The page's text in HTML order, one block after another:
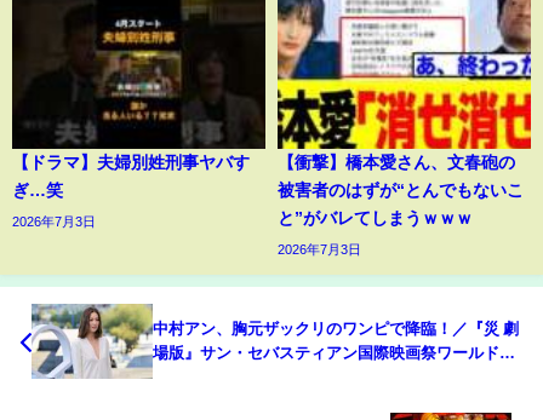
【ドラマ】夫婦別姓刑事ヤバす
ぎ…笑
2026年7月3日
【衝撃】橋本愛さん、文春砲の
被害者のはずが“とんでもないこ
と”がバレてしまうｗｗｗ
2026年7月3日
中村アン、胸元ザックリのワンピで降臨！／『災 劇
場版』サン・セバスティアン国際映画祭ワールドプ